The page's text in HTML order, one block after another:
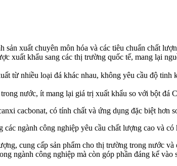
sản xuất chuyên môn hóa và các tiêu chuẩn chất
xuất khẩu sang các thị trường quốc tế, mang lại
từ nhiều loại đá khác nhau, không yêu cầu độ
nước, ít mang lại giá trị xuất khẩu so với bột đá
cacbonat, có tính chất và ứng dụng đặc biệt hơn
ngành công nghiệp yêu cầu chất lượng cao và
cung cấp sản phẩm cho thị trường trong nước
ngành công nghiệp mà còn góp phần đáng kể vào